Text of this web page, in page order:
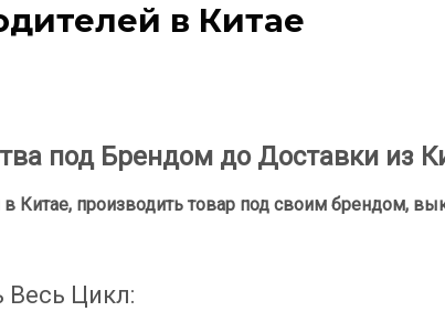
в Китае
под Брендом до Доставки из
Китае, производить товар под своим брендом,
Цикл: